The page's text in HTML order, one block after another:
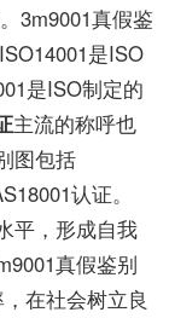
3m9001真假鉴
是ISO
是ISO制定的
主流的称呼也
图包括
认证。
平，形成自我
真假鉴别
在社会树立良